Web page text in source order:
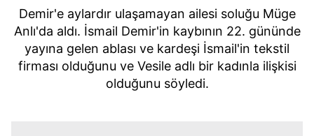
Demir'e aylardır ulaşamayan ailesi soluğu Müge
Anlı'da aldı. İsmail Demir'in kaybının 22. gününde
yayına gelen ablası ve kardeşi İsmail'in tekstil
firması olduğunu ve Vesile adlı bir kadınla ilişkisi
olduğunu söyledi.